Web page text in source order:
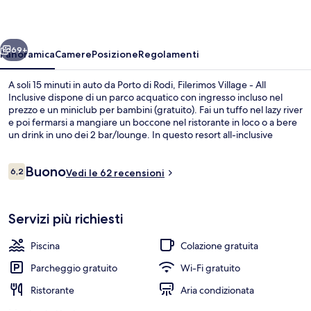
Avanti
69+
PanoramicaCamerePosizioneRegolamenti
A soli 15 minuti in auto da Porto di Rodi, Filerimos Village - All
Inclusive dispone di un parco acquatico con ingresso incluso nel
prezzo e un miniclub per bambini (gratuito). Fai un tuffo nel lazy river
e poi fermarsi a mangiare un boccone nel ristorante in loco o a bere
un drink in uno dei 2 bar/lounge. In questo resort all-inclusive
Recensioni
6,26,2 su 10
BuonoVedi le 62 recensioni
Servizi più richiesti
Piscina
Colazione gratuita
Parcheggio gratuito
Wi-Fi gratuito
Ristorante
Aria condizionata